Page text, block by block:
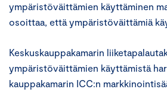
ympäristöväittämien käyttäminen
osoittaa, että ympäristöväittämiä
Keskuskauppakamarin
ympäristöväittämien käyttämistä
kauppakamarin ICC:n